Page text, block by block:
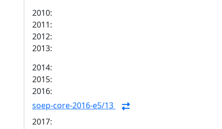
2010:
2011:
2012:
2013:
2014:
2015:
2016:
soep-core-2016-e5/13
2017: